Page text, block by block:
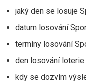
jaký den se losuje
datum losování
termíny losování
den losování loterie
kdy se dozvím